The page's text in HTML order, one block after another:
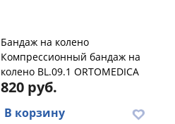
Бандаж на колено
Компрессионный бандаж на
колено BL.09.1 ORTOMEDICA
820 руб.
В корзину